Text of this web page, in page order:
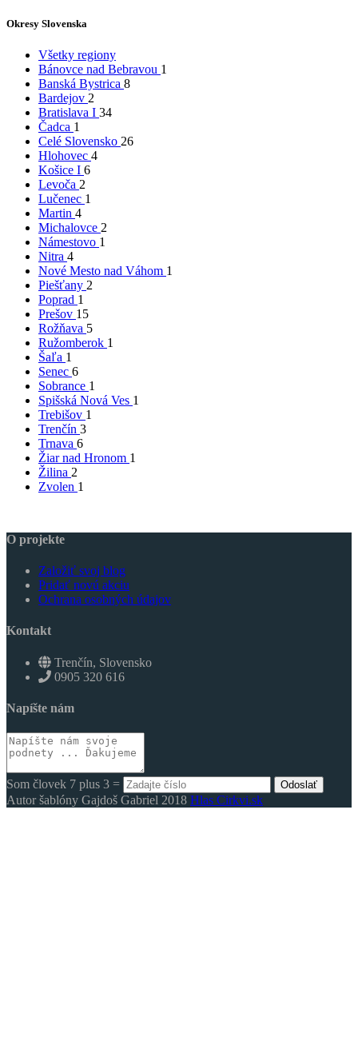
Okresy Slovenska
Všetky regiony
Bánovce nad Bebravou 1
Banská Bystrica 8
Bardejov 2
Bratislava I 34
Čadca 1
Celé Slovensko 26
Hlohovec 4
Košice I 6
Levoča 2
Lučenec 1
Martin 4
Michalovce 2
Námestovo 1
Nitra 4
Nové Mesto nad Váhom 1
Piešťany 2
Poprad 1
Prešov 15
Rožňava 5
Ružomberok 1
Šaľa 1
Senec 6
Sobrance 1
Spišská Nová Ves 1
Trebišov 1
Trenčín 3
Trnava 6
Žiar nad Hronom 1
Žilina 2
Zvolen 1
O projekte
Založiť svoj blog
Pridať novú akciu
Ochrana osobných údajov
Kontakt
Trenčín, Slovensko
0905 320 616
Napíšte nám
Som človek 7 plus 3 = Odoslať
Autor šablóny Gajdoš Gabriel 2018 Hlas Cirkvi.sk